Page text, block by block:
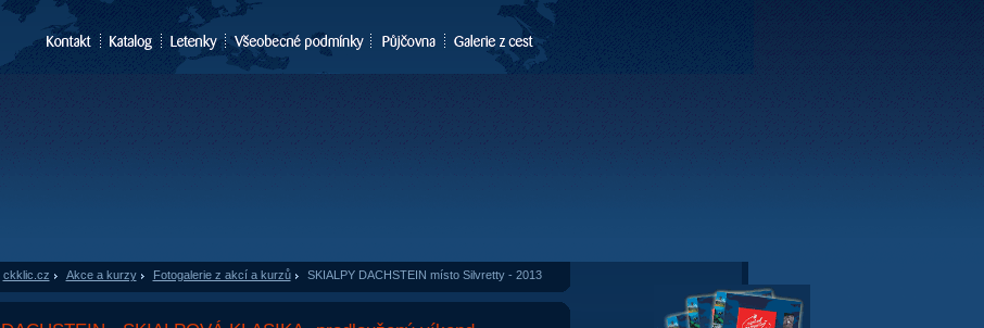
ckklic.cz Akce a kurzy» Fotogalerie z akcí a kurzů» SKIALPY DACHSTEIN místo Silvretty - 2013